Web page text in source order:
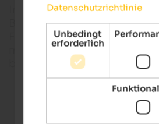
Im Frühling erwacht
Blühende Landschaften,
Frühlingserwachen im Tal
machen einen Frühlingsurlaub
besonderen Erlebnis.
Hotels in
Datenschutzrichtlinie
Unbedingt
erforderlich